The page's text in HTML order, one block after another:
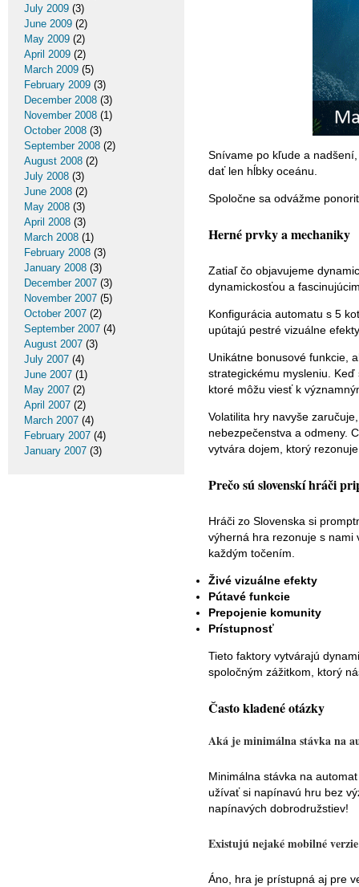
Snívame po kľude a
dať len hĺbky oceánu.
Spoločne sa odvážme
Herné prvky a mechaniky
Zatiaľ čo objavujeme
dynamickosťou a
Konfigurácia automatu s 5
upútajú pestré vizuálne
Unikátne bonusové funkcie,
strategickému mysleniu.
ktoré môžu viesť k
Volatilita hry navyše
nebezpečenstva a odmeny.
vytvára dojem, ktorý
Prečo sú slovenskí hráči
Hráči zo Slovenska si
výherná hra rezonuje s nami
každým točením.
Živé vizuálne efekty
Pútavé funkcie
Prepojenie komunity
Prístupnosť
Tieto faktory vytvárajú
spoločným zážitkom, ktorý
Často kladené otázky
Aká je minimálna stávka na
Minimálna stávka na
užívať si napínavú hru bez
napínavých dobrodružstiev!
Existujú nejaké mobilné
Áno, hra je prístupná aj pre
July 2009 (3)
June 2009 (2)
May 2009 (2)
April 2009 (2)
March 2009 (5)
February 2009 (3)
December 2008 (3)
November 2008 (1)
October 2008 (3)
September 2008 (2)
August 2008 (2)
July 2008 (3)
June 2008 (2)
May 2008 (3)
April 2008 (3)
March 2008 (1)
February 2008 (3)
January 2008 (3)
December 2007 (3)
November 2007 (5)
October 2007 (2)
September 2007 (4)
August 2007 (3)
July 2007 (4)
June 2007 (1)
May 2007 (2)
April 2007 (2)
March 2007 (4)
February 2007 (4)
January 2007 (3)